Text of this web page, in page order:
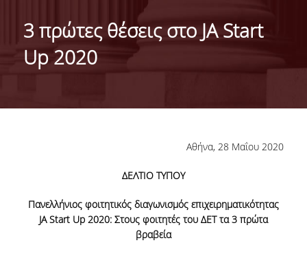
ΤΑΥΤΟΤΗΤΑ ΤΟΥ ΤΜΗΜΑΤΟΣ
ΑΠΟΣΤΟΛΗ ΤΟΥ ΤΜΗΜΑΤΟΣ
ΓΙΑ ΜΑΘΗΤΕΣ ΛΥΚΕΙΟΥ
ΠΡΟΓΡΑΜΜΑ ΥΠΟΤΡΟΦΙΩΝ
3 πρώτες θέσεις στο JA Start
Up 2020
Αθήνα, 28 Μαΐου 2020
ΔΕΛΤΙΟ ΤΥΠΟΥ
Πανελλήνιος φοιτητικός διαγωνισμός επιχειρηματικότητας
JA Start Up2020: Στους φοιτητές του ΔΕΤ τα 3 πρώτα
βραβεία